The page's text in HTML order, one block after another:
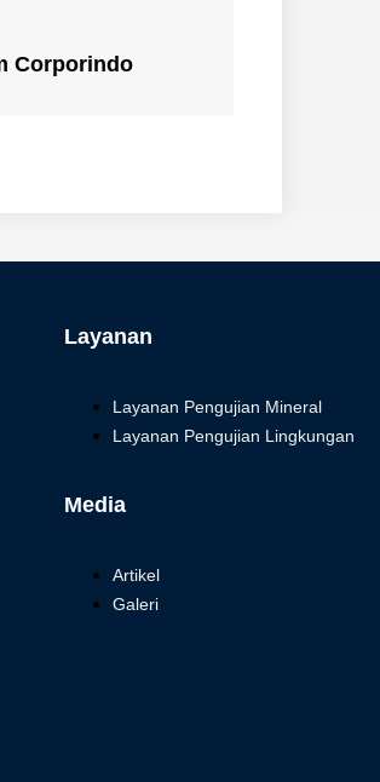
Corporindo
Layanan
Layanan Pengujian Mineral
Layanan Pengujian Lingkungan
Media
Artikel
Galeri